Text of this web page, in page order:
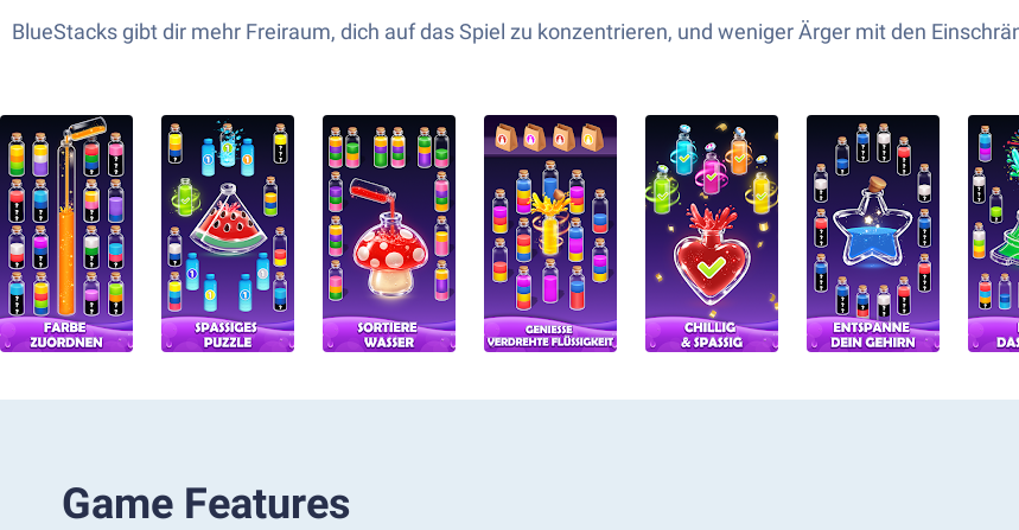
BlueStacks gibt dir mehr Freiraum, dich auf das Spiel zu konzentrieren, und weniger Ärger mit den
Game Features